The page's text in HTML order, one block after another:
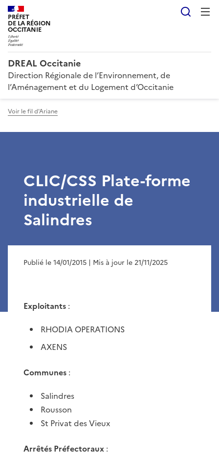
PRÉFET
DE LA RÉGION
OCCITANIE
DREAL Occitanie
Direction Régionale de l’Environnement, de
l’Aménagement et du Logement d’Occitanie
Voir le fil d'Ariane
CLIC/CSS Plate-forme
industrielle de
Salindres
Publié le 14/01/2015 | Mis à jour le 21/11/2025
Exploitants :
RHODIA OPERATIONS
AXENS
Communes :
Salindres
Rousson
St Privat des Vieux
Arrêtés Préfectoraux :